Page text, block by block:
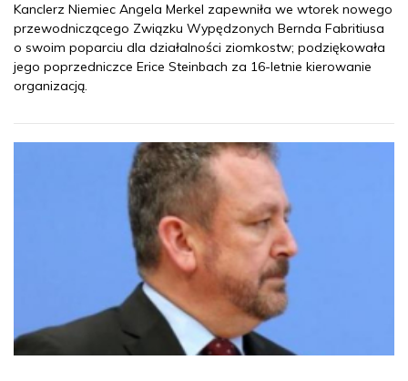
Kanclerz Niemiec Angela Merkel zapewniła we wtorek nowego
przewodniczącego Związku Wypędzonych Bernda Fabritiusa
o swoim poparciu dla działalności ziomkostw; podziękowała
jego poprzedniczce Erice Steinbach za 16-letnie kierowanie
organizacją.